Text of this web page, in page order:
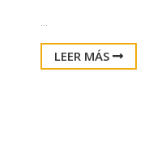
...
LEER MÁS